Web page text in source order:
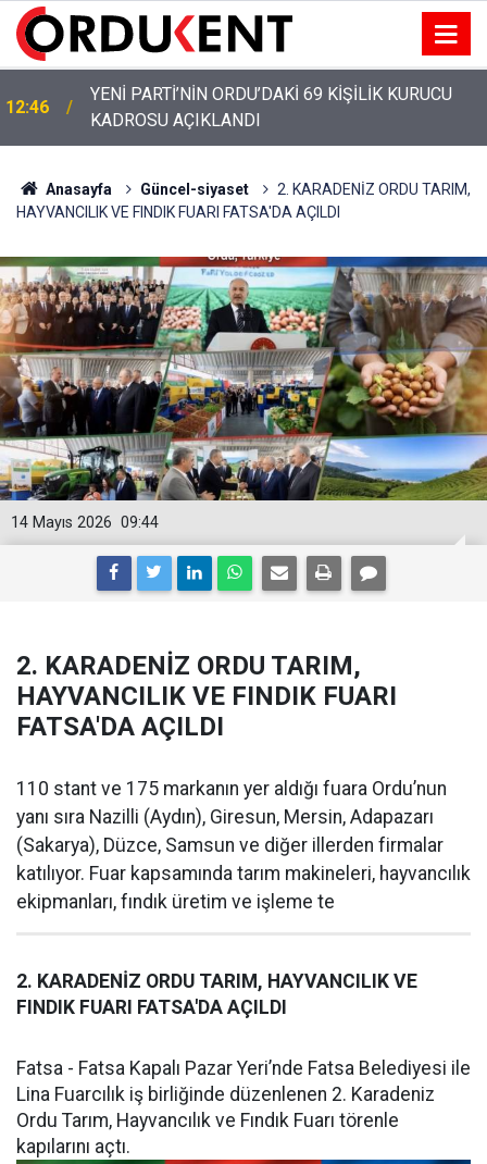
12:46
YENİ PARTİ’NİN ORDU’DAKİ 69 KİŞİLİK KURUCU
KADROSU AÇIKLANDI
Anasayfa Güncel-siyaset
2. KARADENİZ ORDU TARIM,
HAYVANCILIK VE FINDIK FUARI FATSA'DA AÇILDI
09:44
14 Mayıs 2026
2. KARADENİZ ORDU TARIM,
HAYVANCILIK VE FINDIK FUARI
FATSA'DA AÇILDI
110 stant ve 175 markanın yer aldığı fuara Ordu’nun
yanı sıra Nazilli (Aydın), Giresun, Mersin, Adapazarı
(Sakarya), Düzce, Samsun ve diğer illerden firmalar
katılıyor. Fuar kapsamında tarım makineleri, hayvancılık
ekipmanları, fındık üretim ve işleme te
2. KARADENİZ ORDU TARIM, HAYVANCILIK VE
FINDIK FUARI FATSA'DA AÇILDI
Fatsa - Fatsa Kapalı Pazar Yeri’nde Fatsa Belediyesi ile
Lina Fuarcılık iş birliğinde düzenlenen 2. Karadeniz
Ordu Tarım, Hayvancılık ve Fındık Fuarı törenle
kapılarını açtı.